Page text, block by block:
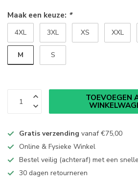
Maak een keuze: *
4XL 3XL XS XXL
M S
TOEVOEGEN
Gratis verzending vanaf€75,00
Online & Fysieke Winkel
Bestel veilig (achteraf) met een
30 dagen retourneren